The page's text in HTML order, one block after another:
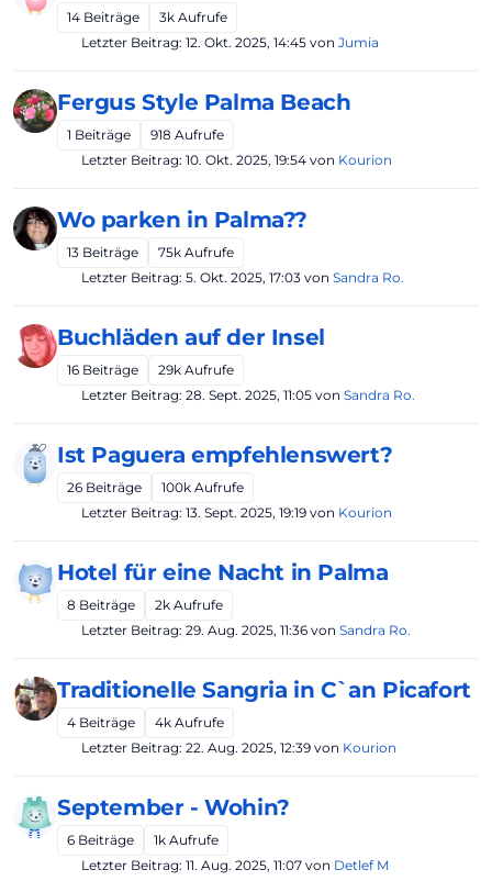
14 Beiträge 3k Aufrufe
Letzter Beitrag: 12. Okt. 2025, 14:45 von Jumia
Fergus Style Palma Beach
1 Beiträge 918 Aufrufe
Letzter Beitrag: 10. Okt. 2025, 19:54 von Kourion
Wo parken in Palma??
13 Beiträge 75k Aufrufe
Letzter Beitrag: 5. Okt. 2025, 17:03 von Sandra Ro.
Buchläden auf der Insel
16 Beiträge 29k Aufrufe
Letzter Beitrag: 28. Sept. 2025, 11:05 von Sandra Ro.
Ist Paguera empfehlenswert?
26 Beiträge 100k Aufrufe
Letzter Beitrag: 13. Sept. 2025, 19:19 von Kourion
Hotel für eine Nacht in Palma
8 Beiträge 2k Aufrufe
Letzter Beitrag: 29. Aug. 2025, 11:36 von Sandra Ro.
Traditionelle Sangria in C`an Picafort
4 Beiträge 4k Aufrufe
Letzter Beitrag: 22. Aug. 2025, 12:39 von Kourion
September - Wohin?
6 Beiträge 1k Aufrufe
Letzter Beitrag: 11. Aug. 2025, 11:07 von Detlef M